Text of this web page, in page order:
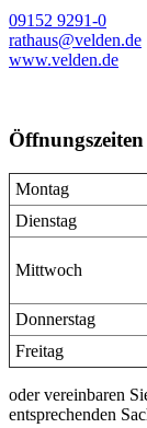
09152 9291-0
rathaus@velden.de
www.velden.de
Montag
Dienstag
Mittwoch
Donnerstag
Freitag
oder vereinbaren
entsprechenden